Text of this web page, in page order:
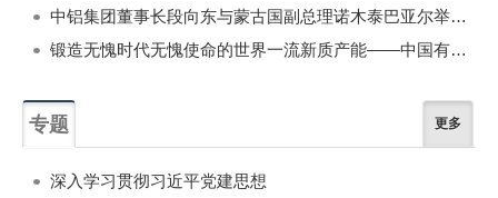
中铝集团董事长段向东与蒙古国副总理诺木泰巴亚尔举行会谈
锻造无愧时代无愧使命的世界一流新质产能——中国有色金属工业的战略应对与破局之道（二）
专题 更多
深入学习贯彻习近平党建思想